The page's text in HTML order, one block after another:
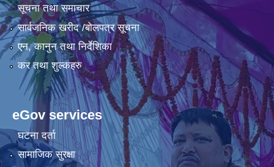
सूचना तथा समाचार
सार्वजनिक खरीद /बोलपत्र सूचना
एन, कानुन तथा निर्देशिका
कर तथा शुल्कहरु
eGov services
घटना दर्ता
सामाजिक सुरक्षा